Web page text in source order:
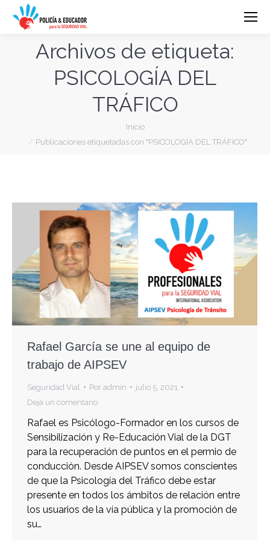
Archivos de etiqueta:
PSICOLOGÍA DEL
TRÁFICO
Inicio
Publicaciones etiquetadas con "PSICOLOGÍA DEL TRÁFICO"
Rafael García se une al equipo de
trabajo de AIPSEV
Seguridad Vial Por admin
julio 5, 2021
Deja un comentario
Rafael es Psicólogo-Formador en los cursos de
Sensibilización y Re-Educación Vial de la DGT
para la recuperación de puntos en el permio de
conducción. Desde AIPSEV somos conscientes
de que la Psicología del Tráfico debe estar
presente en todos los ámbitos de relación entre
los usuarios de la vía pública y la promoción de
su…